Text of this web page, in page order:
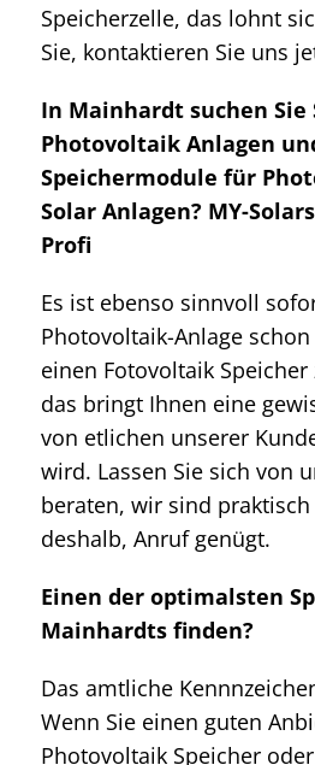
Speicherzelle, das lohnt
Sie, kontaktieren Sie uns
In Mainhardt suchen Sie
Photovoltaik Anlagen
Speichermodule für
Solar Anlagen? MY-
Profi
Es ist ebenso sinnvoll
Photovoltaik-Anlage
einen Fotovoltaik
das bringt Ihnen eine
von etlichen unserer
wird. Lassen Sie sich von
beraten, wir sind
deshalb, Anruf genügt.
Einen der optimalsten
Mainhardts finden?
Das amtliche
Wenn Sie einen guten
Photovoltaik Speicher